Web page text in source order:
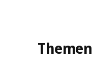
Themen